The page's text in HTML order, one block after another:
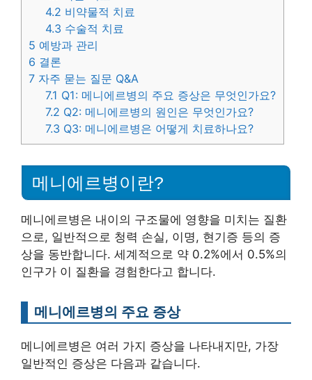
4.2 비약물적 치료
4.3 수술적 치료
5 예방과 관리
6 결론
7 자주 묻는 질문 Q&A
7.1 Q1: 메니에르병의 주요 증상은 무엇인가요?
7.2 Q2: 메니에르병의 원인은 무엇인가요?
7.3 Q3: 메니에르병은 어떻게 치료하나요?
메니에르병이란?
메니에르병은 내이의 구조물에 영향을 미치는 질환
으로, 일반적으로 청력 손실, 이명, 현기증 등의 증
상을 동반합니다. 세계적으로 약 0.2%에서 0.5%의
인구가 이 질환을 경험한다고 합니다.
메니에르병의 주요 증상
메니에르병은 여러 가지 증상을 나타내지만, 가장
일반적인 증상은 다음과 같습니다.